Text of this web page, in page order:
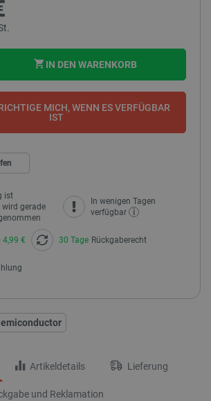
IN DEN WARENKORB
MICH, WENN ES VERFÜGBAR
IST
ist
gerade
In wenigen Tagen
verfügbar
i
4,99 € 30 Tage Rückgaberecht
Artikeldetails Lieferung
und Reklamation